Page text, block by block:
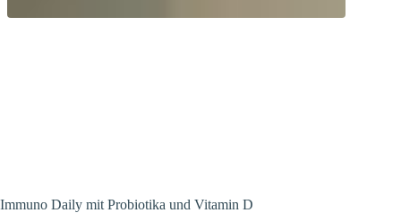
Immuno Daily mit Probiotika und Vitamin D